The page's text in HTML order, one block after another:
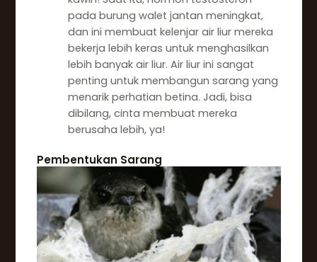
pada burung walet jantan meningkat,
dan ini membuat kelenjar air liur mereka
bekerja lebih keras untuk menghasilkan
lebih banyak air liur. Air liur ini sangat
penting untuk membangun sarang yang
menarik perhatian betina. Jadi, bisa
dibilang, cinta membuat mereka
berusaha lebih, ya!
Pembentukan Sarang